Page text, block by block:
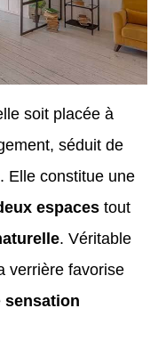
soit placée à
séduit de
Elle constitue une
espaces tout
. Véritable
verrière favorise
sensation